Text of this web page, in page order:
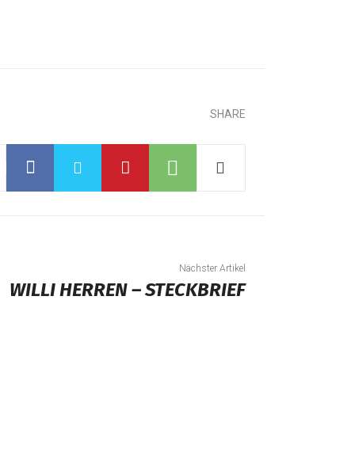
SHARE
Nächster Artikel
WILLI HERREN – STECKBRIEF